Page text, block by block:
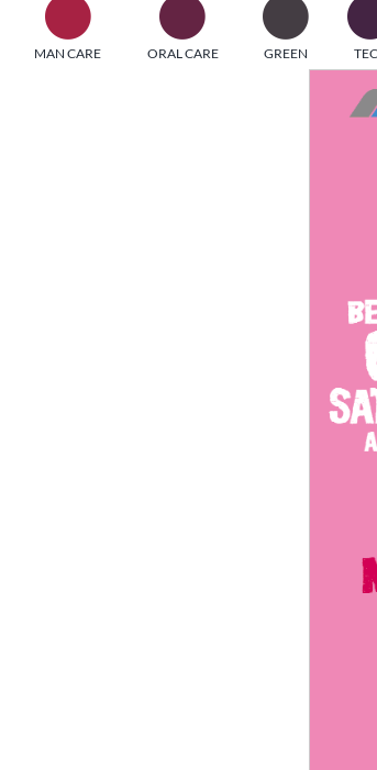
di comunicazione
fornisce strumenti di
beauty, food,
MAN CARE ORAL CARE GREEN